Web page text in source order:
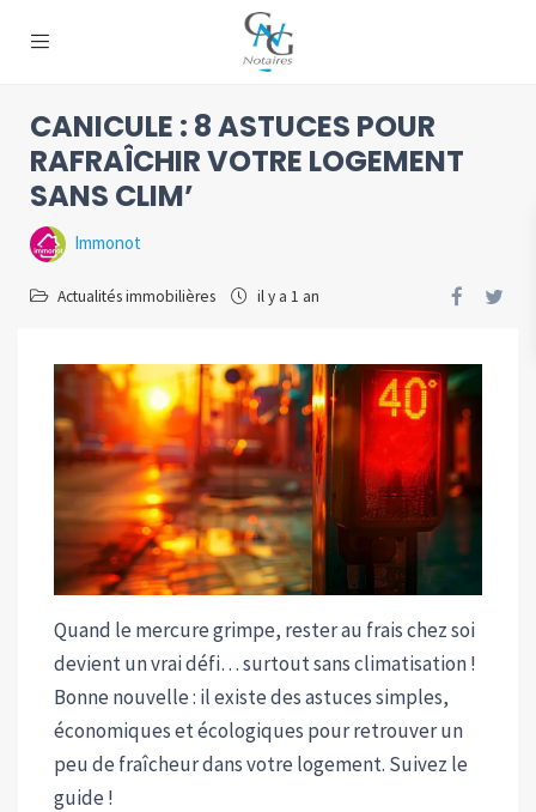
CANICULE : 8 ASTUCES POUR
RAFRAÎCHIR VOTRE LOGEMENT
SANS CLIM’
Immonot
Actualités immobilières il y a 1 an
Quand le mercure grimpe, rester au frais chez soi
devient un vrai défi… surtout sans climatisation !
Bonne nouvelle : il existe des astuces simples,
économiques et écologiques pour retrouver un
peu de fraîcheur dans votre logement. Suivez le
guide !